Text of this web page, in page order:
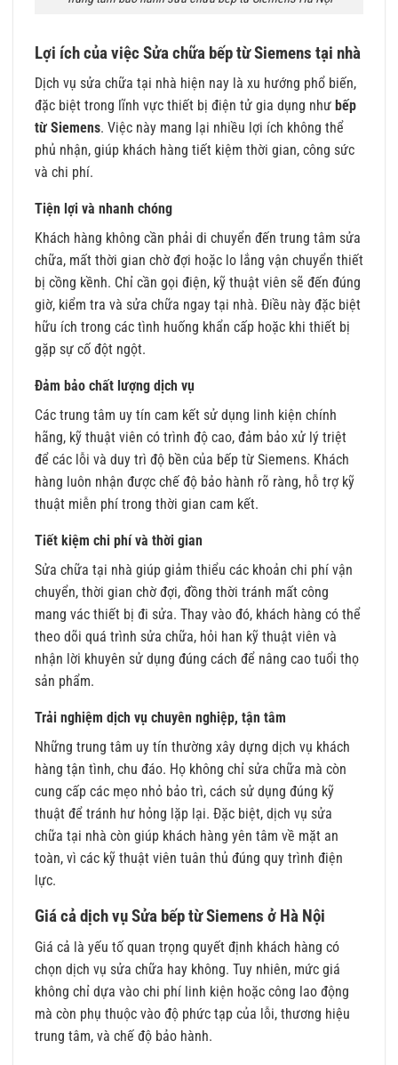
Lợi ích của việc Sửa chữa bếp từ Siemens tại nhà
Dịch vụ sửa chữa tại nhà hiện nay là xu hướng phổ biến,
đặc biệt trong lĩnh vực thiết bị điện tử gia dụng như bếp
từ Siemens. Việc này mang lại nhiều lợi ích không thể
phủ nhận, giúp khách hàng tiết kiệm thời gian, công sức
và chi phí.
Tiện lợi và nhanh chóng
Khách hàng không cần phải di chuyển đến trung tâm sửa
chữa, mất thời gian chờ đợi hoặc lo lắng vận chuyển thiết
bị cồng kềnh. Chỉ cần gọi điện, kỹ thuật viên sẽ đến đúng
giờ, kiểm tra và sửa chữa ngay tại nhà. Điều này đặc biệt
hữu ích trong các tình huống khẩn cấp hoặc khi thiết bị
gặp sự cố đột ngột.
Đảm bảo chất lượng dịch vụ
Các trung tâm uy tín cam kết sử dụng linh kiện chính
hãng, kỹ thuật viên có trình độ cao, đảm bảo xử lý triệt
để các lỗi và duy trì độ bền của bếp từ Siemens. Khách
hàng luôn nhận được chế độ bảo hành rõ ràng, hỗ trợ kỹ
thuật miễn phí trong thời gian cam kết.
Tiết kiệm chi phí và thời gian
Sửa chữa tại nhà giúp giảm thiểu các khoản chi phí vận
chuyển, thời gian chờ đợi, đồng thời tránh mất công
mang vác thiết bị đi sửa. Thay vào đó, khách hàng có thể
theo dõi quá trình sửa chữa, hỏi han kỹ thuật viên và
nhận lời khuyên sử dụng đúng cách để nâng cao tuổi thọ
sản phẩm.
Trải nghiệm dịch vụ chuyên nghiệp, tận tâm
Những trung tâm uy tín thường xây dựng dịch vụ khách
hàng tận tình, chu đáo. Họ không chỉ sửa chữa mà còn
cung cấp các mẹo nhỏ bảo trì, cách sử dụng đúng kỹ
thuật để tránh hư hỏng lặp lại. Đặc biệt, dịch vụ sửa
chữa tại nhà còn giúp khách hàng yên tâm về mặt an
toàn, vì các kỹ thuật viên tuân thủ đúng quy trình điện
lực.
Giá cả dịch vụ Sửa bếp từ Siemens ở Hà Nội
Giá cả là yếu tố quan trọng quyết định khách hàng có
chọn dịch vụ sửa chữa hay không. Tuy nhiên, mức giá
không chỉ dựa vào chi phí linh kiện hoặc công lao động
mà còn phụ thuộc vào độ phức tạp của lỗi, thương hiệu
trung tâm, và chế độ bảo hành.